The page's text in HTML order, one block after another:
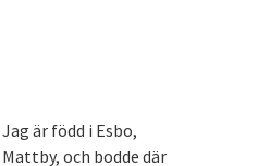
Jag är född i Esbo,
Mattby, och bodde där